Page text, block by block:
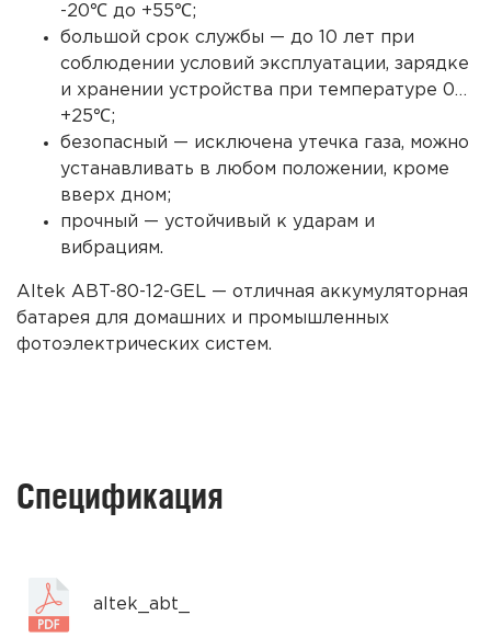
-20℃ до +55℃;
большой срок службы — до 10 лет при
соблюдении условий эксплуатации, зарядке
и хранении устройства при температуре 0…
+25℃;
безопасный — исключена утечка газа, можно
устанавливать в любом положении, кроме
вверх дном;
прочный — устойчивый к ударам и
вибрациям.
Altek ABT-80-12-GEL — отличная аккумуляторная
батарея для домашних и промышленных
фотоэлектрических систем.
Спецификация
altek_abt_